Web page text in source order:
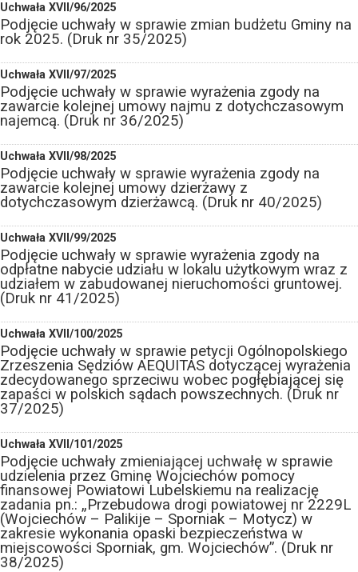
Uchwała XVII/96/2025
Podjęcie uchwały w sprawie zmian budżetu Gminy na
rok 2025. (Druk nr 35/2025)
Uchwała XVII/97/2025
Podjęcie uchwały w sprawie wyrażenia zgody na
zawarcie kolejnej umowy najmu z dotychczasowym
najemcą. (Druk nr 36/2025)
Uchwała XVII/98/2025
Podjęcie uchwały w sprawie wyrażenia zgody na
zawarcie kolejnej umowy dzierżawy z
dotychczasowym dzierżawcą. (Druk nr 40/2025)
Uchwała XVII/99/2025
Podjęcie uchwały w sprawie wyrażenia zgody na
odpłatne nabycie udziału w lokalu użytkowym wraz z
udziałem w zabudowanej nieruchomości gruntowej.
(Druk nr 41/2025)
Uchwała XVII/100/2025
Podjęcie uchwały w sprawie petycji Ogólnopolskiego
Zrzeszenia Sędziów AEQUITAS dotyczącej wyrażenia
zdecydowanego sprzeciwu wobec pogłębiającej się
zapaści w polskich sądach powszechnych. (Druk nr
37/2025)
Uchwała XVII/101/2025
Podjęcie uchwały zmieniającej uchwałę w sprawie
udzielenia przez Gminę Wojciechów pomocy
finansowej Powiatowi Lubelskiemu na realizację
zadania pn.: „Przebudowa drogi powiatowej nr 2229L
(Wojciechów – Palikije – Sporniak – Motycz) w
zakresie wykonania opaski bezpieczeństwa w
miejscowości Sporniak, gm. Wojciechów”. (Druk nr
38/2025)